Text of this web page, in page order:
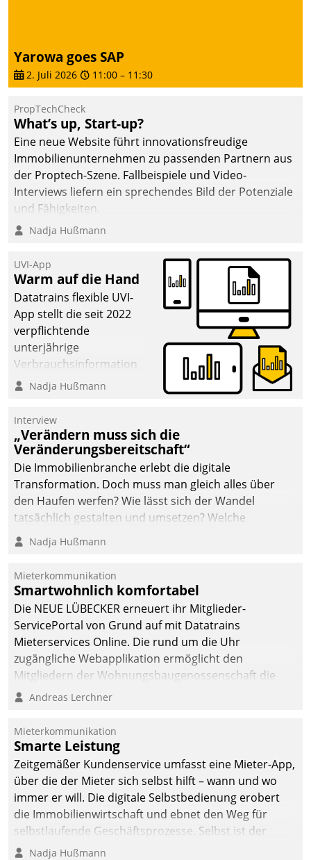
zielgerichtete
Mieterbefragungen – eine
starke Grundlage für
intelligente,
datengestützte
Entscheidungen.
Yarowa goes SAP
2. Juli 2026 11:00 – 11:30
PropTechCheck
What’s up, Start-up?
Eine neue Website führt innovationsfreudige
Immobilienunternehmen zu passenden Partnern aus
der Proptech-Szene. Fallbeispiele und Video-
Interviews liefern ein sprechendes Bild der Potenziale
und Fähigkeiten.
Nadja Hußmann
UVI-App
Warm auf die Hand
Datatrains flexible UVI-
App stellt die seit 2022
verpflichtende
unterjährige
Verbrauchsinformation
schnell, zuverlässig und
Die monatlichen
Mitteilungen zum
Heizungs- und
Wasserverbrauch gehen
automatisiert, vollständig
und auf Wunsch über
mehrere zuvor
Kommunikationswege bei
Nadja Hußmann
Interview
„Verändern muss sich die
Veränderungsbereitschaft“
Die Immobilienbranche erlebt die digitale
Transformation. Doch muss man gleich alles über
den Haufen werfen? Wie lässt sich der Wandel
tatsächlich gestalten und umsetzen? Welche
Argumente zählen wirklich?
Nadja Hußmann
Mieterkommunikation
Smartwohnlich komfortabel
Die NEUE LÜBECKER erneuert ihr Mitglieder-
ServicePortal von Grund auf mit Datatrains
Mieterservices Online. Die rund um die Uhr
zugängliche Webapplikation ermöglicht den
Mitgliedern der Wohnungs­bau­genossenschaft die
Kontaktaufnahme per Smartphone, Tablet oder PC.
Andreas Lerchner
Mieterkommunikation
Smarte Leistung
Zeitgemäßer Kundenservice umfasst eine Mieter-App,
über die der Mieter sich selbst hilft – wann und wo
immer er will. Die digitale Selbstbedienung erobert
die Immobilienwirtschaft und ebnet den Weg für
selbstlaufende Geschäftsprozesse. Selbst ist der
Kunde und smart der Serviceanbieter.
Nadja Hußmann